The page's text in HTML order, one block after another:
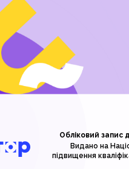
Обліковий запис
Видано на
підвищення